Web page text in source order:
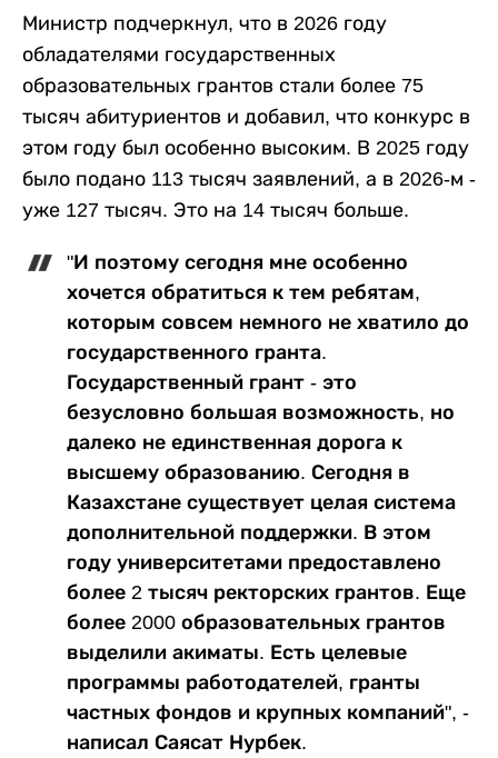
Министр подчеркнул, что в 2026 году
обладателями государственных
образовательных грантов стали более 75
тысяч абитуриентов и добавил, что конкурс в
этом году был особенно высоким. В 2025 году
было подано 113 тысяч заявлений, а в 2026-м -
уже 127 тысяч. Это на 14 тысяч больше.
"И поэтому сегодня мне особенно
хочется обратиться к тем ребятам,
которым совсем немного не хватило до
государственного гранта.
Государственный грант - это
безусловно большая возможность, но
далеко не единственная дорога к
высшему образованию. Сегодня в
Казахстане существует целая система
дополнительной поддержки. В этом
году университетами предоставлено
более 2 тысяч ректорских грантов. Еще
более 2000 образовательных грантов
выделили акиматы. Есть целевые
программы работодателей, гранты
частных фондов и крупных компаний", -
написал Саясат Нурбек.